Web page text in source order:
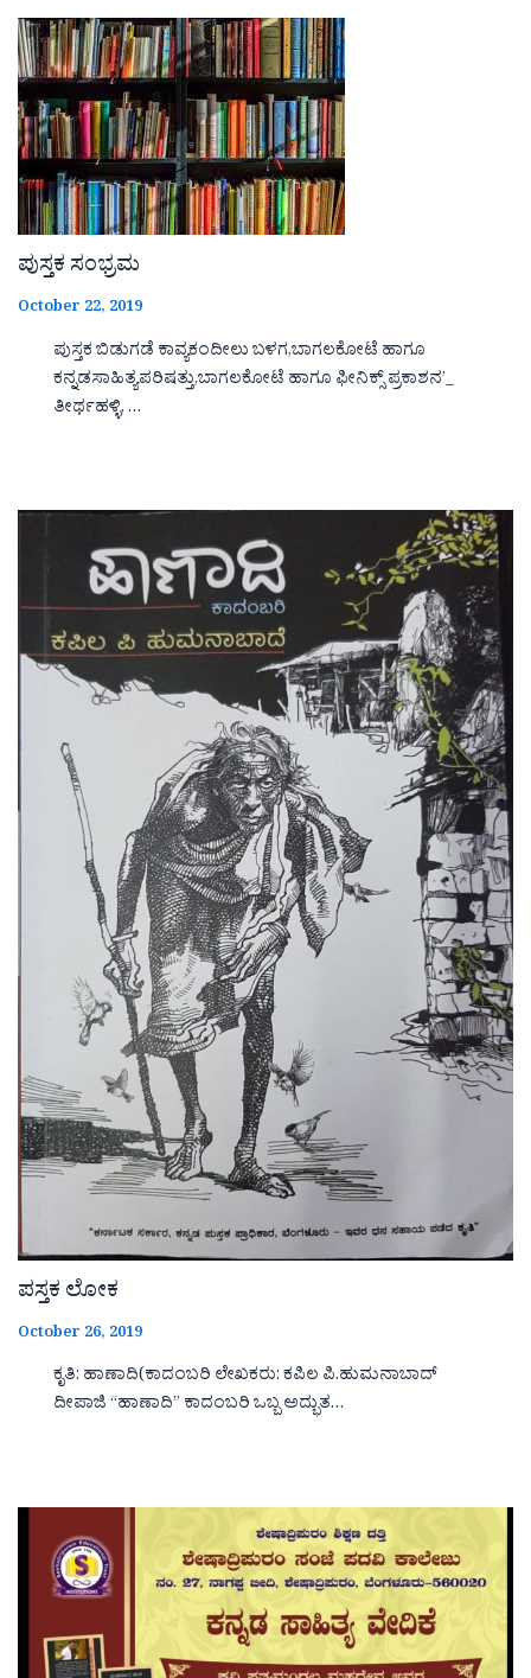
ಪುಸ್ತಕ ಸಂಭ್ರಮ
October 22, 2019
ಪುಸ್ತಕ ಬಿಡುಗಡೆ ಕಾವ್ಯಕಂದೀಲು ಬಳಗ,ಬಾಗಲಕೋಟೆ ಹಾಗೂ
ಕನ್ನಡಸಾಹಿತ್ಯಪರಿಷತ್ತು,ಬಾಗಲಕೋಟೆ ಹಾಗೂ ಫೀನಿಕ್ಸ್ ಪ್ರಕಾಶನ’_
ತೀರ್ಥಹಳ್ಳಿ, …
ಪಸ್ತಕ ಲೋಕ
October 26, 2019
ಕೃತಿ: ಹಾಣಾದಿ(ಕಾದಂಬರಿ ಲೇಖಕರು: ಕಪಿಲ ಪಿ.ಹುಮನಾಬಾದ್
ದೀಪಾಜಿ “ಹಾಣಾದಿ‌‌‌‌” ಕಾದಂಬರಿ ಒಬ್ಬ ಅದ್ಭುತ…